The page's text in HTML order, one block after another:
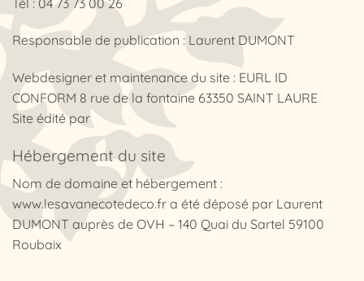
Responsable de publication : Laurent DUMONT
Webdesigner et maintenance du site : EURL ID
CONFORM 8 rue de la fontaine 63350 SAINT LAURE
Site édité par
Hébergement du site
Nom de domaine et hébergement :
www.lesavanecotedeco.fr a été déposé par Laurent
DUMONT auprès de OVH – 140 Quai du Sartel 59100
Roubaix